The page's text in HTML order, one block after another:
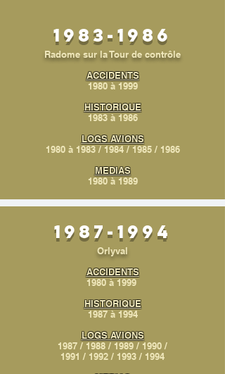
1983-1986
Radome sur la Tour de contrôle
ACCIDENTS
1980 à 1999
HISTORIQUE
1983 à 1986
LOGS AVIONS
1980 à 1983 / 1984/ 1985/ 1986
MEDIAS
1980 à 1989
1987-1994
Orlyval
ACCIDENTS
1980 à 1999
HISTORIQUE
1987 à 1994
LOGS AVIONS
1987 / 1988 / 1989 / 1990 /
1991 / 1992 / 1993 / 1994